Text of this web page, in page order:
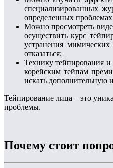
специализированных
определенных
Можно просмотреть
осуществить курс
устранения
отказаться;
Технику тейпирования
корейским тейпам
искать дополнительную
Тейпирование лица – это
проблемы.
Почему стоит